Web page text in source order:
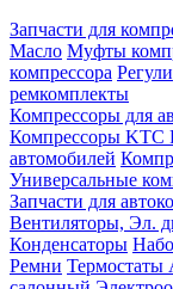
Запчасти для
Масло Муфты
компрессора
ремкомплекты
Компрессоры для
Компрессоры KTC
автомобилей
Универсальные
Запчасти для
Вентиляторы, Эл.
Конденсаторы
Ремни Термостаты